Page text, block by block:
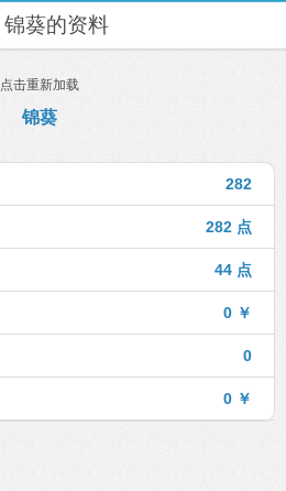
锦葵的资料
点击重新加载
锦葵
282
282 点
44 点
0 ￥
0
0 ￥